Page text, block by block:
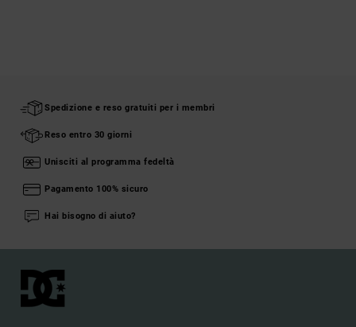
Spedizione e reso gratuiti per i membri
Reso entro 30 giorni
Unisciti al programma fedeltà
Pagamento 100% sicuro
Hai bisogno di aiuto?